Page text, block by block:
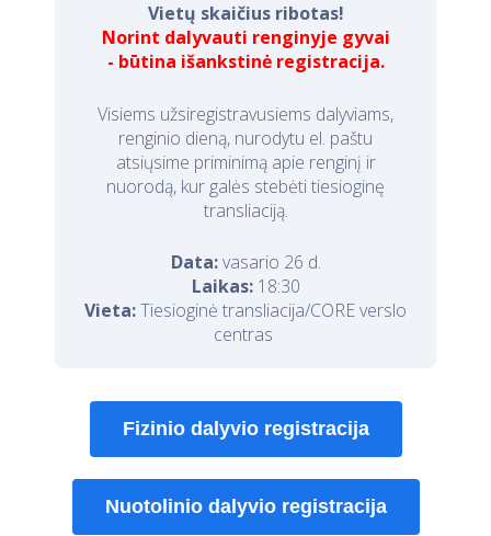
Vietų skaičius ribotas!
Norint dalyvauti renginyje gyvai
- būtina išankstinė registracija.
Visiems užsiregistravusiems dalyviams,
renginio dieną, nurodytu el. paštu
atsiųsime priminimą apie renginį ir
nuorodą, kur galės stebėti tiesioginę
transliaciją.
Data:vasario 26 d.
Laikas:18:30
Vieta:Tiesioginė transliacija/CORE verslo
centras
Fizinio dalyvio registracija
Nuotolinio dalyvio registracija